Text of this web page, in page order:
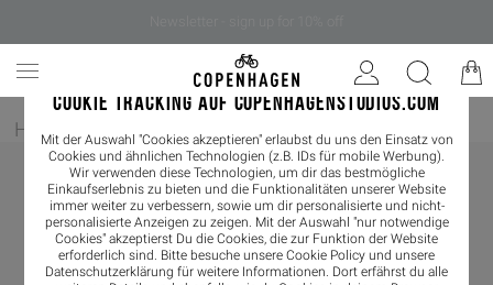
COOKIE TRACKING AUF COPENHAGENSTUDIOS.COM
Mit der Auswahl "Cookies akzeptieren" erlaubst du uns den Einsatz von
Cookies und ähnlichen Technologien (z.B. IDs für mobile Werbung).
Wir verwenden diese Technologien, um dir das bestmögliche
Einkaufserlebnis zu bieten und die Funktionalitäten unserer Website
immer weiter zu verbessern, sowie um dir personalisierte und nicht-
personalisierte Anzeigen zu zeigen. Mit der Auswahl "nur notwendige
Cookies" akzeptierst Du die Cookies, die zur Funktion der Website
erforderlich sind. Bitte besuche unsere Cookie Policy und unsere
Datenschutzerklärung für weitere Informationen. Dort erfährst du alle
Home / Bekleidung Pants & Skirts / Pants